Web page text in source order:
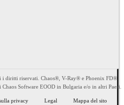
i diritti riservati. Chaos®, V-Ray® e Phoenix FD®
Software EOOD in Bulgaria e/o in altri Paesi.
privacy Legal Mappa del sito